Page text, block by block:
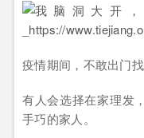
疫情期间，不敢出门
有人会选择在家理发
手巧的家人。